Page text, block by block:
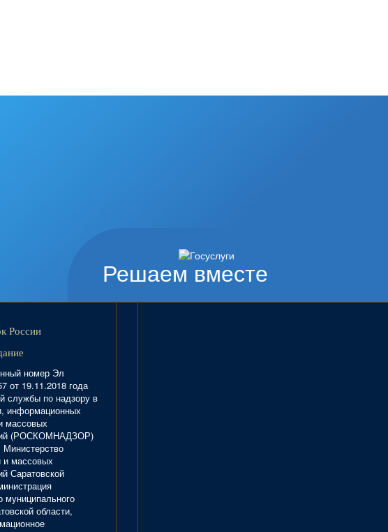
Решаем вместе
России
номер Эл
от 19.11.2018 года
службы по надзору в
информационных
массовых
(РОСКОМНАДЗОР)
массовых
Саратовской
муниципального
области,